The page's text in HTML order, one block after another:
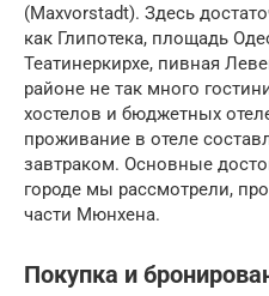
(Maxvorstadt). Здесь
как Глипотека, площадь
Театинеркирхе, пивная
районе не так много
хостелов и бюджетных
проживание в отеле
завтраком. Основные
городе мы рассмотрели,
части Мюнхена.
Покупка и